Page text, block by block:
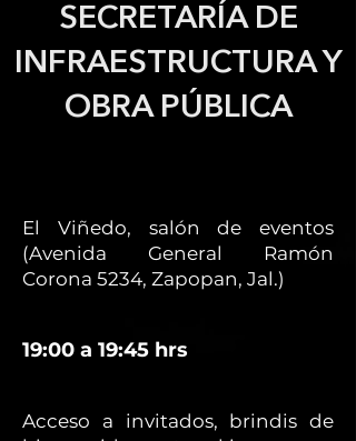
SECRETARÍA DE
INFRAESTRUCTURA Y
OBRA PÚBLICA
El Viñedo, salón de eventos
(Avenida General Ramón
Corona 5234, Zapopan, Jal.)
19:00 a 19:45 hrs
Acceso a invitados, brindis de